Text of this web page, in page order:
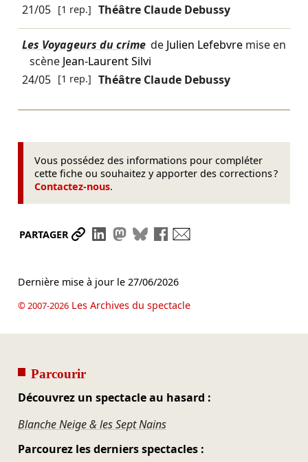
21/05 [1 rep.] Théâtre Claude Debussy
Les Voyageurs du crime de Julien Lefebvremise en
scène Jean-Laurent Silvi
24/05 [1 rep.] Théâtre Claude Debussy
Vous possédez des informations pour compléter
cette fiche ou souhaitez y apporter des corrections ?
Contactez-nous.
PARTAGER Partager le lien
Partager sur LinkedIn
Partager sur Mastodon
Partager sur Bluesky
Partager sur Facebook
Dernière mise à jour le 27/06/2026
© 2007-2026Les Archives du spectacle
Parcourir
Découvrez un spectacle au hasard :
Blanche Neige & les Sept Nains
Parcourez les derniers spectacles :